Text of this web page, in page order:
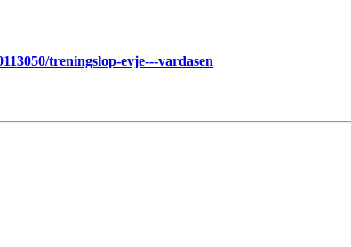
treningslop-evje---vardasen